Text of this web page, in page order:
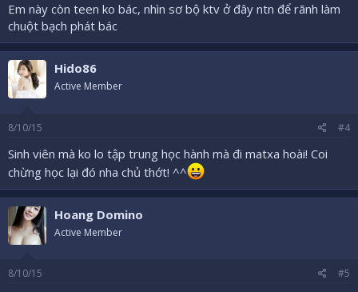
V1: cam sành luôn hơi nhão tí 7/10
V2: khoe với e có mỡ luôn : nựng cũng đã 6/10
V3,V4: e k có khám phá nhiều ạ.
Kỹ thuật tốt, có lực.
Khuyên các bác muốn service gì với e nó thì đề nghị thẳng nha.
Thích được chiều như thế nào cứ khai ra luôn vì e nó cũng chịu khó
lắm.
cho luôn)
có vốn e sẻ khám phá tiếp và report cho các bác.
E ở ẩn đây. Chúc các bác mạnh giỏi
Em này còn teen ko bác, nhìn sơ bộ ktv ở đây ntn để rãnh làm
chuột bạch phát bác
Hido86
Active Member
8/10/15 #4
Sinh viên mà ko lo tập trung học hành mà đi matxa hoài! Coi
chừng học lại đó nha chủ thớt! ^^
Hoang Domino
Active Member
8/10/15 #5